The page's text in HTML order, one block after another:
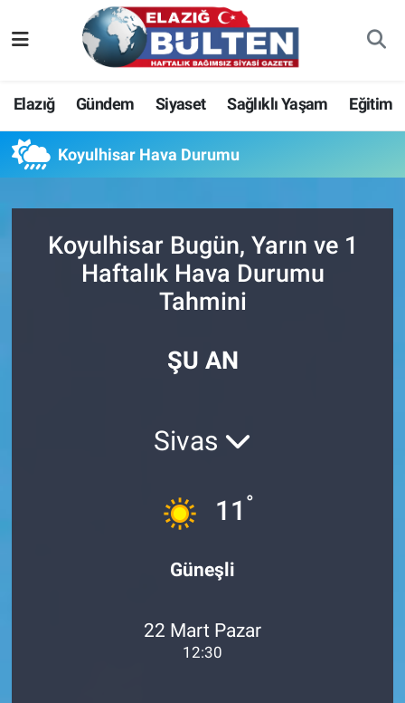
Elazığ Gündem Siyaset Sağlıklı Yaşam Eğitim
Koyulhisar Hava Durumu
Koyulhisar Bugün, Yarın ve 1
Haftalık Hava Durumu
Tahmini
ŞU AN
Sivas
11 °
Güneşli
22 Mart Pazar
12:30
Asayiş
Bilim-Teknoloji
Eğitim
Ekonomi
Elazığ
Sağlıklı Yaşam
Nöbetçi Eczaneler
Hava Durumu
Namaz Vakitleri
Trafik Durumu
Süper Lig Puan Durumu ve Fikstür
Son Dakika Haberleri